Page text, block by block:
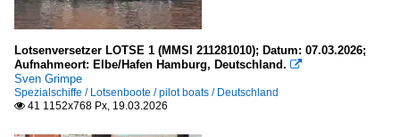
Stimmungsbilder
Hafeneinrichtungen
Lotsenstationen
Schleusen, Schiffshebewerke u.ä.
Lotsenversetzer LOTSE 1 (MMSI 211281010); Datum: 07.03.2026;
Aufnahmeort: Elbe/Hafen Hamburg, Deutschland. 
Sven Grimpe
Spezialschiffe / Lotsenboote / pilot boats / Deutschland
 41 1152x768 Px, 19.03.2026